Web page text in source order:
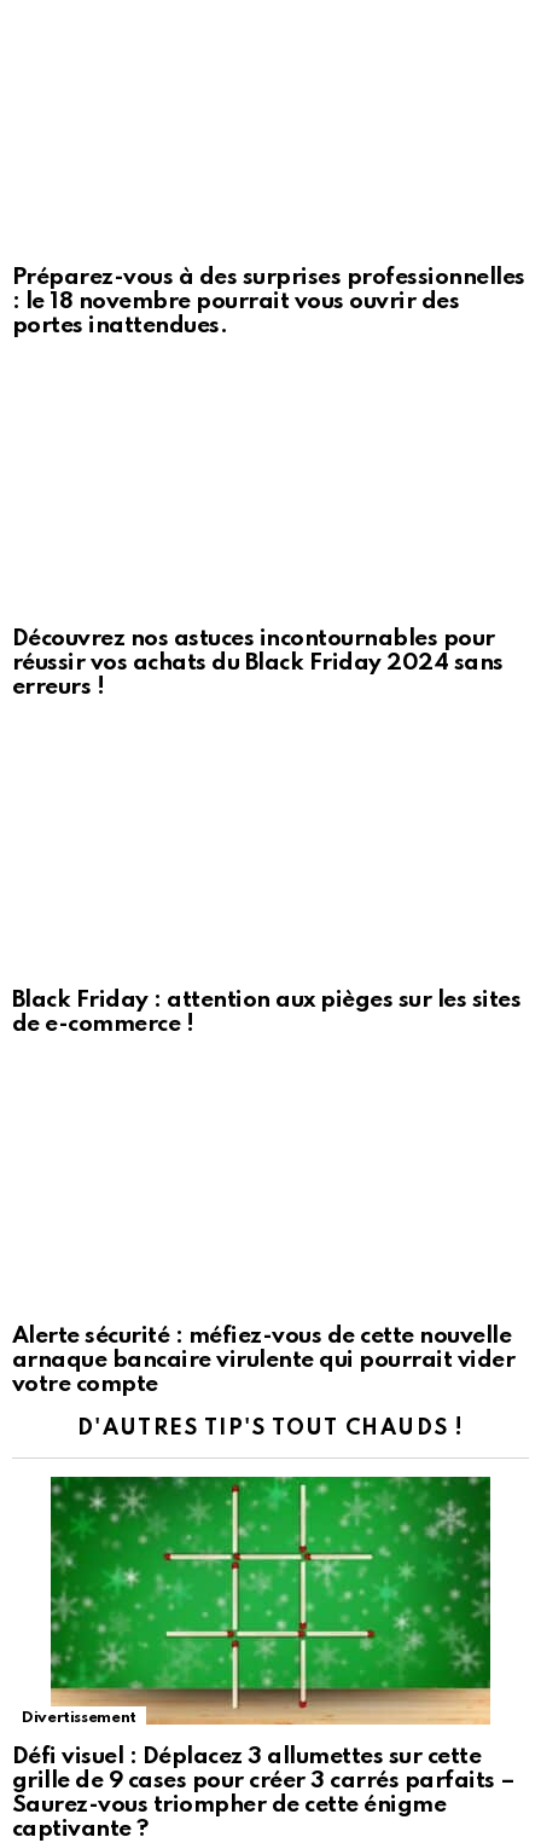
Préparez-vous à des surprises professionnelles
: le 18 novembre pourrait vous ouvrir des
portes inattendues.
Découvrez nos astuces incontournables pour
réussir vos achats du Black Friday 2024 sans
erreurs !
Black Friday : attention aux pièges sur les sites
de e-commerce !
Alerte sécurité : méfiez-vous de cette nouvelle
arnaque bancaire virulente qui pourrait vider
votre compte
D'AUTRES TIP'S TOUT CHAUDS !
Divertissement
Défi visuel : Déplacez 3 allumettes sur cette
grille de 9 cases pour créer 3 carrés parfaits –
Saurez-vous triompher de cette énigme
captivante ?